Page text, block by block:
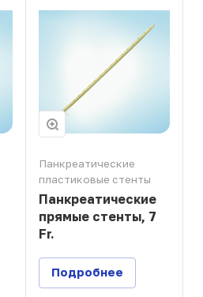
Панкреатические
пластиковые стенты
Панкреатические
прямые стенты, 7
Fr.
Подробнее